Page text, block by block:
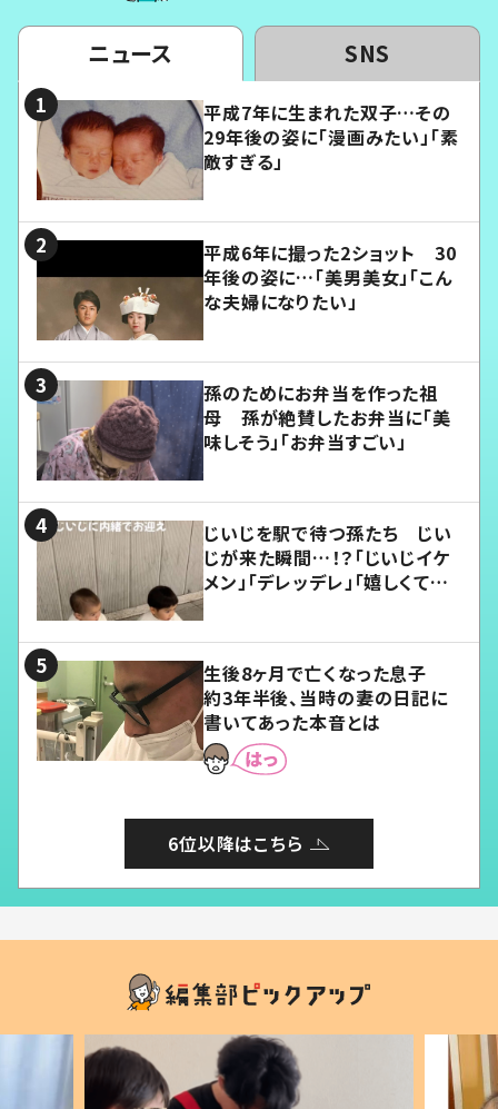
ニュース SNS
平成7年に生まれた双子…その
29年後の姿に「漫画みたい」「素
敵すぎる」
平成6年に撮った2ショット 30
年後の姿に…「美男美女」「こん
な夫婦になりたい」
孫のためにお弁当を作った祖
母 孫が絶賛したお弁当に「美
味しそう」「お弁当すごい」
じいじを駅で待つ孫たち じい
じが来た瞬間…！？「じいじイケ
メン」「デレッデレ」「嬉しくて可
生後8ヶ月で亡くなった息子
約3年半後、当時の妻の日記に
書いてあった本音とは
6位以降はこちら